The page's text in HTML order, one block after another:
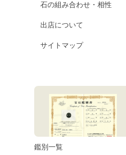
石の組み合わせ・相性
出店について
サイトマップ
鑑別一覧